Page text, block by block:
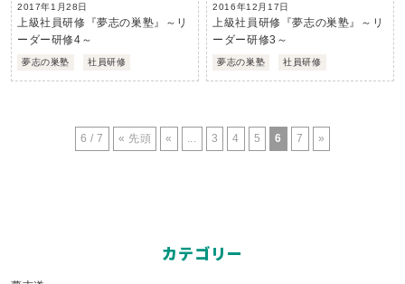
2017年1月28日
上級社員研修『夢志の巣塾』～リ
ーダー研修4～
夢志の巣塾 社員研修
2016年12月17日
上級社員研修『夢志の巣塾』～リ
ーダー研修3～
夢志の巣塾 社員研修
6 / 7 « 先頭 « 3 4 5 6 7 »
カテゴリー